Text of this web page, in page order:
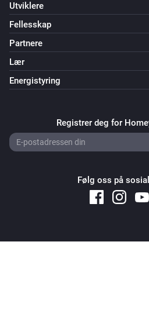
Utviklere
Fellesskap
Partnere
Lær
Energistyring
Registrer deg for
Følg oss på